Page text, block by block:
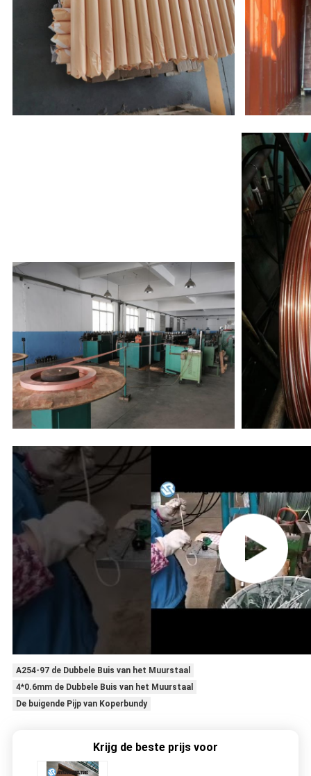
A254-97 de Dubbele Buis van het Muurstaal
4*0.6mm de Dubbele Buis van het Muurstaal
De buigende Pijp van Koperbundy
Krijg de beste prijs voor